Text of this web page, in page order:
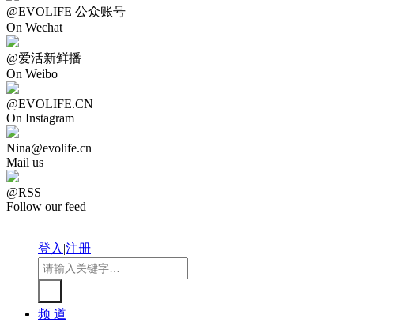
@EVOLIFE 公众账号
On Wechat
@爱活新鲜播
On Weibo
@EVOLIFE.CN
On Instagram
Nina@evolife.cn
Mail us
@RSS
Follow our feed
登入|注册
频 道